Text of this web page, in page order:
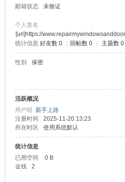
邮箱状态
未验证
个人签名
[url]https://
统计信息 好友数 0 回帖数 0 主题数 0
性别 保密
活跃概况
用户组 新手上路
注册时间
2025-11-20 13:23
所在时区
使用系统默认
统计信息
已用空间
0 B
金钱
2